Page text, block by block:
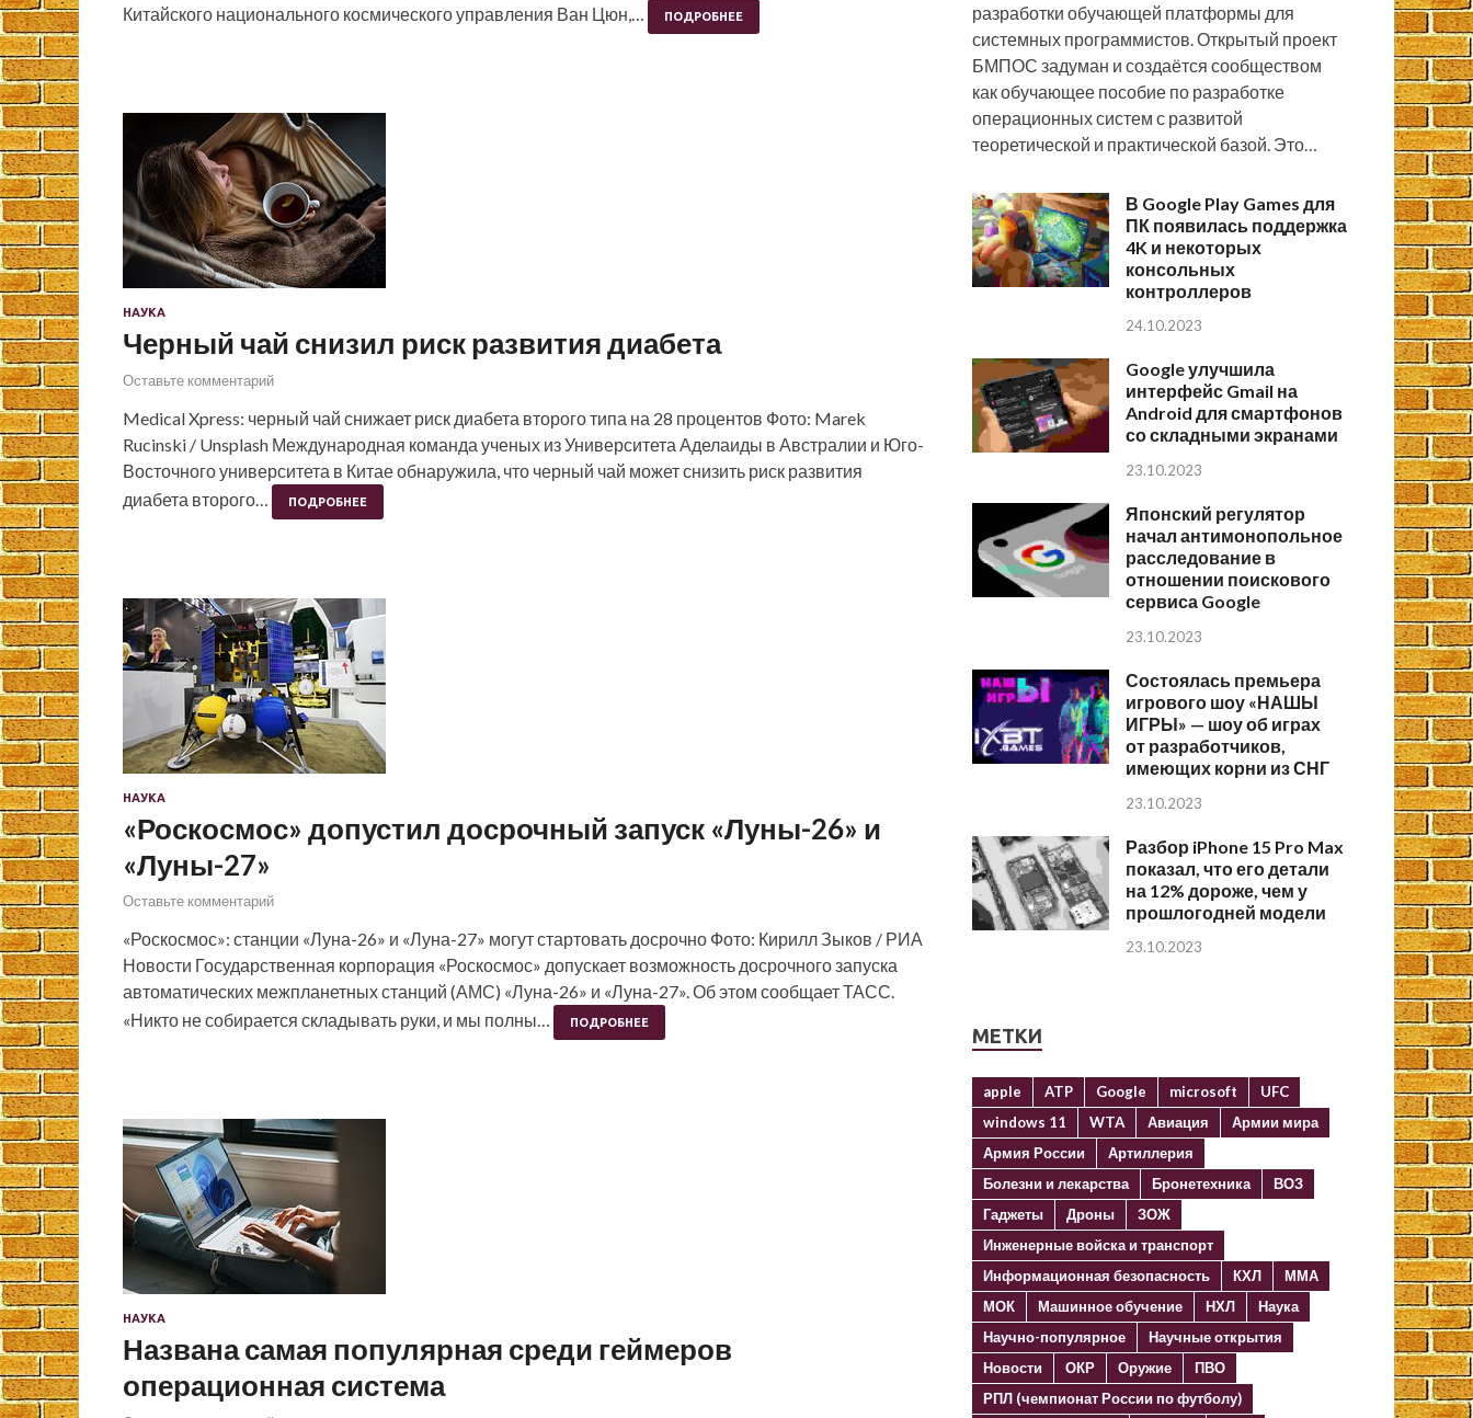
Китайского национального космического управления Ван Цюн,…
ПОДРОБНЕЕ
НАУКА
Черный чай снизил риск развития диабета
Оставьте комментарий
Medical Xpress: черный чай снижает риск диабета второго типа на 28 процентов Фото: Marek
Rucinski / Unsplash Международная команда ученых из Университета Аделаиды в Австралии и Юго-
Восточного университета в Китае обнаружила, что черный чай может снизить риск развития
диабета второго…
ПОДРОБНЕЕ
НАУКА
«Роскосмос» допустил досрочный запуск «Луны-26» и
«Луны-27»
Оставьте комментарий
«Роскосмос»: станции «Луна-26» и «Луна-27» могут стартовать досрочно Фото: Кирилл Зыков / РИА
Новости Государственная корпорация «Роскосмос» допускает возможность досрочного запуска
автоматических межпланетных станций (АМС) «Луна-26» и «Луна-27». Об этом сообщает ТАСС.
«Никто не собирается складывать руки, и мы полны…
ПОДРОБНЕЕ
НАУКА
Названа самая популярная среди геймеров
операционная система
разработки обучающей платформы для
системных программистов. Открытый проект
БМПОС задуман и создаётся сообществом
как обучающее пособие по разработке
операционных систем с развитой
теоретической и практической базой. Это…
В Google Play Games для
ПК появилась поддержка
4K и некоторых
консольных
контроллеров
24.10.2023
Google улучшила
интерфейс Gmail на
Android для смартфонов
со складными экранами
23.10.2023
Японский регулятор
начал антимонопольное
расследование в
отношении поискового
сервиса Google
23.10.2023
Состоялась премьера
игрового шоу «НАШЫ
ИГРЫ» — шоу об играх
от разработчиков,
имеющих корни из СНГ
23.10.2023
Разбор iPhone 15 Pro Max
показал, что его детали
на 12% дороже, чем у
прошлогодней модели
23.10.2023
МЕТКИ
apple ATP Google microsoft
UFC
windows 11
WTA Авиация
Армии мира
Армия России
Артиллерия
Болезни и лекарства
Бронетехника
ВОЗ
Гаджеты
Дроны
ЗОЖ
Инженерные войска и транспорт
Информационная безопасность
КХЛ
ММА
МОК
Машинное обучение НХЛ
Наука
Научно-популярное
Научные открытия
Новости
ОКР Оружие
ПВО
РПЛ (чемпионат России по футболу)